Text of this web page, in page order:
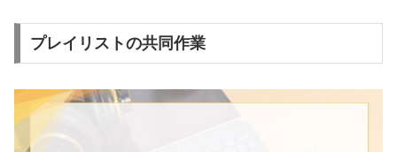
プレイリストの共同作業